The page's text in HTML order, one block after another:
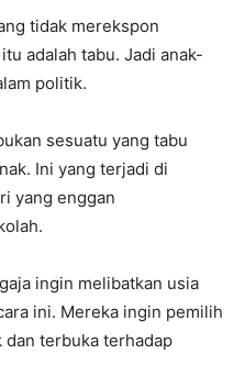
tidak merekspon
adalah tabu. Jadi anak-
politik.
sesuatu yang tabu
Ini yang terjadi di
yang enggan
ingin melibatkan usia
ini. Mereka ingin pemilih
terbuka terhadap